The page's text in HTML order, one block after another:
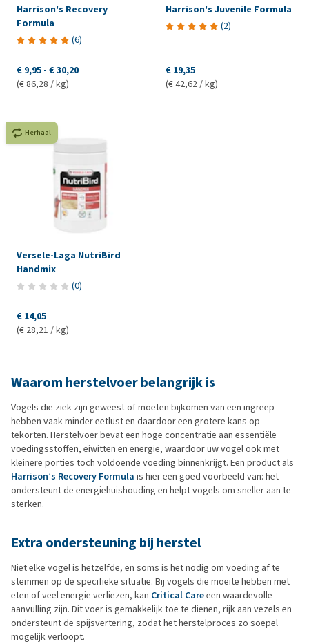
Harrison's Recovery
Formula
(6)
€ 9,95 - € 30,20
(€ 86,28 / kg)
Harrison's Juvenile Formula
(2)
€ 19,35
(€ 42,62 / kg)
Herhaal
Versele-Laga NutriBird
Handmix
(0)
€ 14,05
(€ 28,21 / kg)
Waarom herstelvoer belangrijk is
Vogels die ziek zijn geweest of moeten bijkomen van een ingreep
hebben vaak minder eetlust en daardoor een grotere kans op
tekorten. Herstelvoer bevat een hoge concentratie aan essentiële
voedingsstoffen, eiwitten en energie, waardoor uw vogel ook met
kleinere porties toch voldoende voeding binnenkrijgt. Een product als
Harrison’s Recovery Formula is hier een goed voorbeeld van: het
ondersteunt de energiehuishouding en helpt vogels om sneller aan te
sterken.
Extra ondersteuning bij herstel
Niet elke vogel is hetzelfde, en soms is het nodig om voeding af te
stemmen op de specifieke situatie. Bij vogels die moeite hebben met
eten of veel energie verliezen, kan Critical Careeen waardevolle
aanvulling zijn. Dit voer is gemakkelijk toe te dienen, rijk aan vezels en
ondersteunt de spijsvertering, zodat het herstelproces zo soepel
mogelijk verloopt.